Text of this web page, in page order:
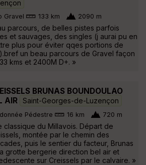
Gravel 133 km 2090 m
parcours, de belles pistes parfois
et sauvages, des singles (j aurai pu en
plus pour éviter qqes portions de
un beau parcours de Gravel façon
kms et 2400M D+. »
BRUNAS BOUNDOULAO
AIR Saint-Georges-de-Luzençon
Pédestre 16 km 720 m
classique du Millavois. Départ de
montée par le chemin des
puis le sentier du facteur, Brunas
grotte bergerie direction bel air et
sur Creissels par le calvaire. »